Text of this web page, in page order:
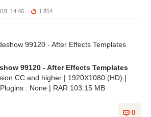
14:46 1 814
99120 - After Effects Templates
CC and higher | 1920X1080 (HD) |
: None | RAR 103.15 MB
0